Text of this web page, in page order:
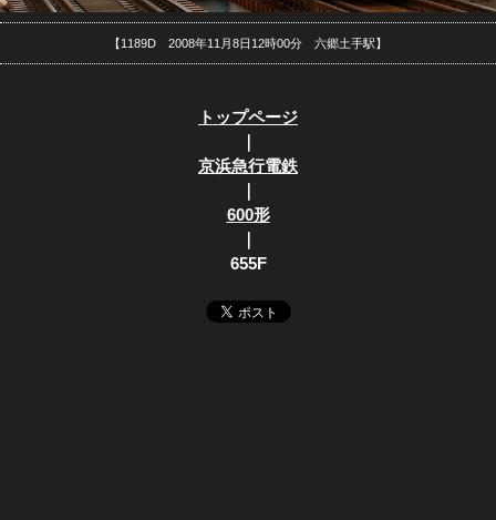
【1189D 2008年11月8日12時00分 六郷土手駅】
トップページ
｜
京浜急行電鉄
｜
600形
｜
655F